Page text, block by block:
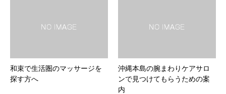
和束で生活圏のマッサージを
探す方へ
沖縄本島の腕まわりケアサロ
ンで見つけてもらうための案
内